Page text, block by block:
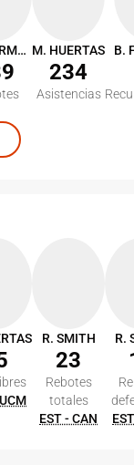
G. SHERMADINI M. HUERTAS
234
Asistencias
R. SMITH
23
Rebotes
totales
EST - CAN
R.